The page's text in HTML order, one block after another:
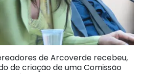
de Arcoverde recebeu,
de criação de uma Comissão